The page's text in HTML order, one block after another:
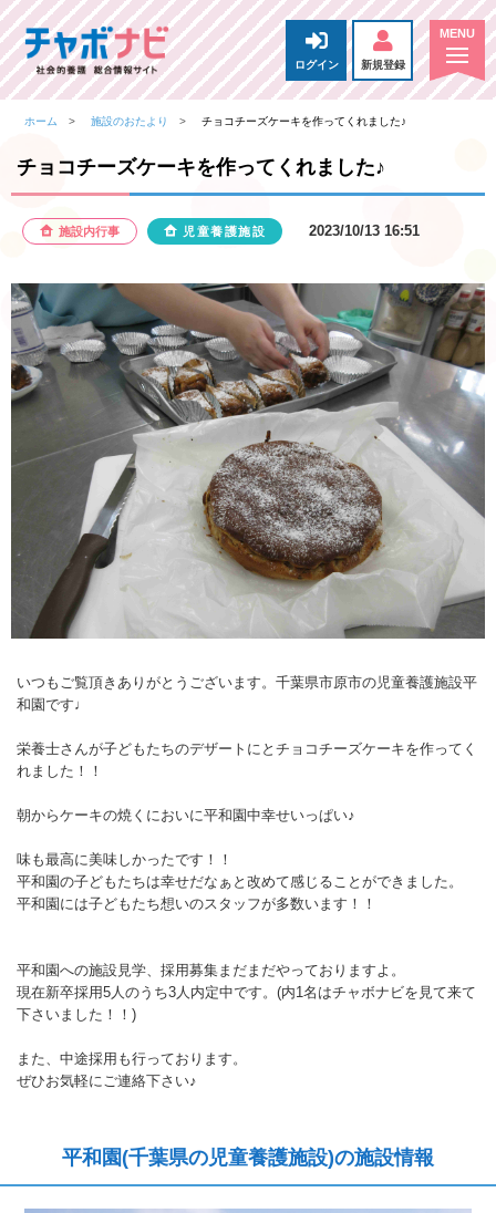
ログイン 新規登録
ホーム 施設のおたより チョコチーズケーキを作ってくれました♪
チョコチーズケーキを作ってくれました♪
施設内行事 児童養護施設 2023/10/13 16:51
いつもご覧頂きありがとうございます。千葉県市原市の児童養護施設平
和園です♩
栄養士さんが子どもたちのデザートにとチョコチーズケーキを作ってく
れました！！
朝からケーキの焼くにおいに平和園中幸せいっぱい♪
味も最高に美味しかったです！！
平和園の子どもたちは幸せだなぁと改めて感じることができました。
平和園には子どもたち想いのスタッフが多数います！！
平和園への施設見学、採用募集まだまだやっておりますよ。
現在新卒採用5人のうち3人内定中です。(内1名はチャボナビを見て来て
下さいました！！)
また、中途採用も行っております。
ぜひお気軽にご連絡下さい♪
平和園(千葉県の児童養護施設)の施設情報